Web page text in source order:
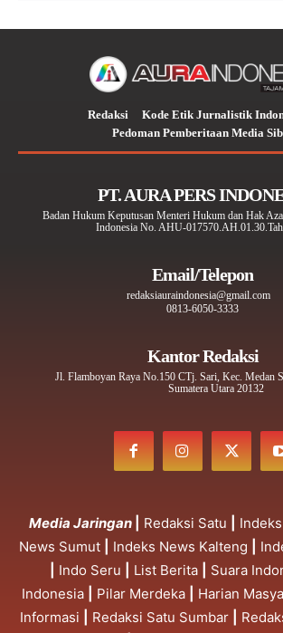
Redaksi
Kode Etik Jurnalistik
Pedoman Pemberitaan Media
PT. AURA PERS
Badan Hukum Keputusan Menteri Hukum dan Hak
Indonesia No. AHU-
Email/Telepon
redaksiauraindonesia@gmail.com
0813-6050-3333
Kantor Redaksi
Jl. Flamboyan Raya No.150 CTj. Sari, Kec. Medan
Sumatera Utara 20132
Media Jaringan Redaksi Satu
News Sumut
Indeks News Kalteng
Indo Seru List Berita Suara
Indonesia
Pilar Merdeka Harian
Informasi
Redaksi Satu Sumbar